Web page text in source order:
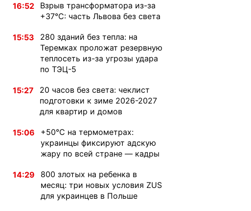
16:52
Взрыв трансформатора из-за
+37°C: часть Львова без света
15:53
280 зданий без тепла: на
Теремках проложат резервную
теплосеть из-за угрозы удара
по ТЭЦ-5
15:27
20 часов без света: чеклист
подготовки к зиме 2026-2027
для квартир и домов
15:06
+50°C на термометрах:
украинцы фиксируют адскую
жару по всей стране — кадры
14:29
800 злотых на ребенка в
месяц: три новых условия ZUS
для украинцев в Польше